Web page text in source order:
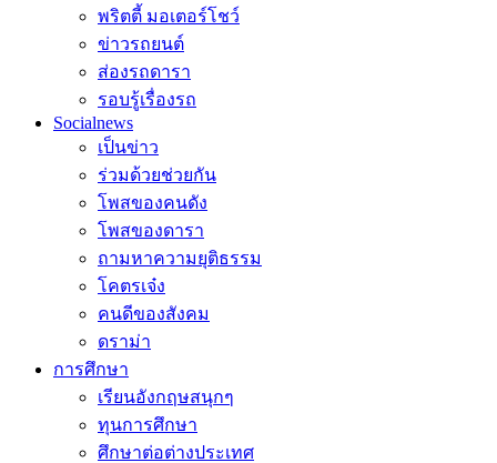
พริตตี้ มอเตอร์โชว์
ข่าวรถยนต์
ส่องรถดารา
รอบรู้เรื่องรถ
Socialnews
เป็นข่าว
ร่วมด้วยช่วยกัน
โพสของคนดัง
โพสของดารา
ถามหาความยุติธรรม
โคตรเจ๋ง
คนดีของสังคม
ดราม่า
การศึกษา
เรียนอังกฤษสนุกๆ
ทุนการศึกษา
ศึกษาต่อต่างประเทศ